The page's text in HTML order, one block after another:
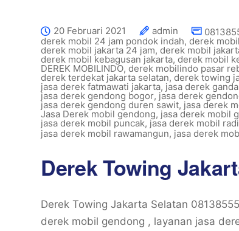
20 Februari 2021 admin
derek mobil 24 jam pondok indah, derek
derek mobil jakarta 24 jam, derek mobil
derek mobil kebagusan jakarta, derek mobil
DEREK MOBILINDO, derek mobilindo pasar
derek terdekat jakarta selatan, derek towing
jasa derek fatmawati jakarta, jasa derek
jasa derek gendong bogor, jasa derek
jasa derek gendong duren sawit, jasa derek
Jasa Derek mobil gendong, jasa derek mobil
jasa derek mobil puncak, jasa derek mobil
jasa derek mobil rawamangun, jasa derek
Derek Towing
Derek Towing Jakarta Selatan
derek mobil gendong , layanan jasa